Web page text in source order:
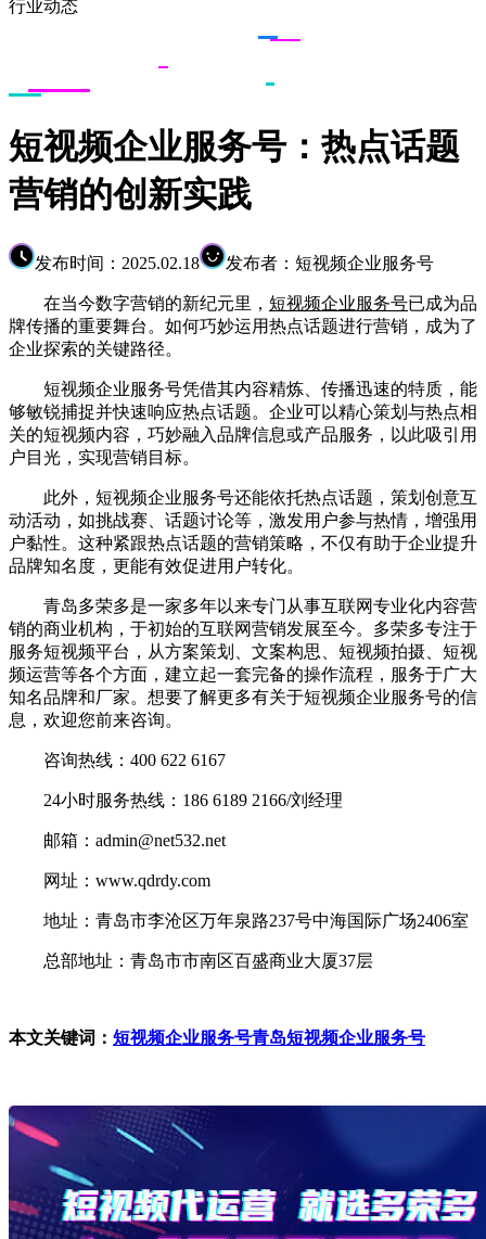
行业动态
短视频企业服务号：热点话题
营销的创新实践
发布时间：2025.02.18 发布者：短视频企业服务号
在当今数字营销的新纪元里， 短视频企业服务号已成为品
牌传播的重要舞台。如何巧妙运用热点话题进行营销，成为了
企业探索的关键路径。
短视频企业服务号凭借其内容精炼、传播迅速的特质，能
够敏锐捕捉并快速响应热点话题。企业可以精心策划与热点相
关的短视频内容，巧妙融入品牌信息或产品服务，以此吸引用
户目光，实现营销目标。
此外，短视频企业服务号还能依托热点话题，策划创意互
动活动，如挑战赛、话题讨论等，激发用户参与热情，增强用
户黏性。这种紧跟热点话题的营销策略，不仅有助于企业提升
品牌知名度，更能有效促进用户转化。
青岛多荣多是一家多年以来专门从事互联网专业化内容营
销的商业机构，于初始的互联网营销发展至今。多荣多专注于
服务短视频平台，从方案策划、文案构思、短视频拍摄、短视
频运营等各个方面，建立起一套完备的操作流程，服务于广大
知名品牌和厂家。想要了解更多有关于短视频企业服务号的信
息，欢迎您前来咨询。
咨询热线：400 622 6167
24小时服务热线：186 6189 2166/刘经理
邮箱：admin@net532.net
网址：www.qdrdy.com
地址：青岛市李沧区万年泉路237号中海国际广场2406室
总部地址：青岛市市南区百盛商业大厦37层
本文关键词： 短视频企业服务号青岛短视频企业服务号